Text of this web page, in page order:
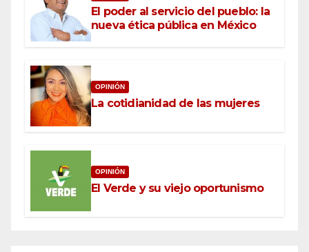
El poder al servicio del pueblo: la
nueva ética pública en México
OPINIÓN
La cotidianidad de las mujeres
OPINIÓN
El Verde y su viejo oportunismo